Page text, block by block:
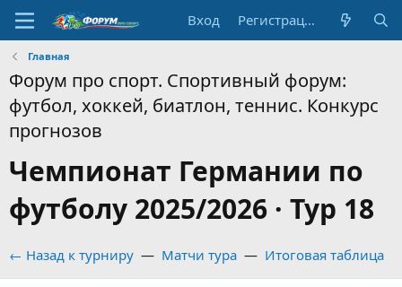
Вход Регистрация
Главная
Форум про спорт. Спортивный форум:
футбол, хоккей, биатлон, теннис. Конкурс
прогнозов
Чемпионат Германии по
футболу 2025/2026 · Тур 18
← Назад к турниру — Матчи тура — Итоговая таблица